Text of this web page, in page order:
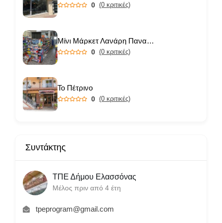
0 (0 κριτικές)
Μίνι Μάρκετ Λανάρη Παναγιώτα
0 (0 κριτικές)
Το Πέτρινο
0 (0 κριτικές)
Συντάκτης
ΤΠΕ Δήμου Ελασσόνας
Μέλος πριν από 4 έτη
tpeprogram@gmail.com